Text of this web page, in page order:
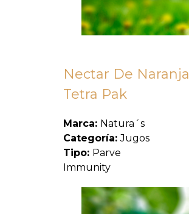
Nectar De Naranja
Tetra Pak
Marca: Natura´s
Categoría:Jugos
Tipo: Parve
Immunity